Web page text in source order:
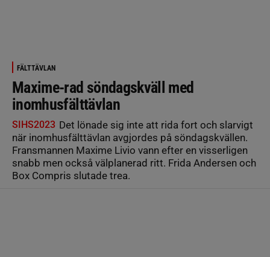
FÄLTTÄVLAN
Maxime-rad söndagskväll med
inomhusfälttävlan
SIHS2023 Det lönade sig inte att rida fort och slarvigt
när inomhusfälttävlan avgjordes på söndagskvällen.
Fransmannen Maxime Livio vann efter en visserligen
snabb men också välplanerad ritt. Frida Andersen och
Box Compris slutade trea.